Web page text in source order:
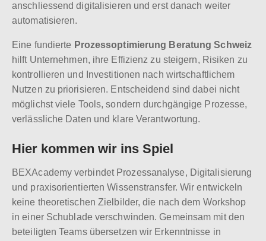
anschliessend digitalisieren und erst danach weiter
automatisieren.
Eine fundierte Prozessoptimierung Beratung Schweiz
hilft Unternehmen, ihre Effizienz zu steigern, Risiken zu
kontrollieren und Investitionen nach wirtschaftlichem
Nutzen zu priorisieren. Entscheidend sind dabei nicht
möglichst viele Tools, sondern durchgängige Prozesse,
verlässliche Daten und klare Verantwortung.
Hier kommen wir ins Spiel
BEXAcademy verbindet Prozessanalyse, Digitalisierung
und praxisorientierten Wissenstransfer. Wir entwickeln
keine theoretischen Zielbilder, die nach dem Workshop
in einer Schublade verschwinden. Gemeinsam mit den
beteiligten Teams übersetzen wir Erkenntnisse in